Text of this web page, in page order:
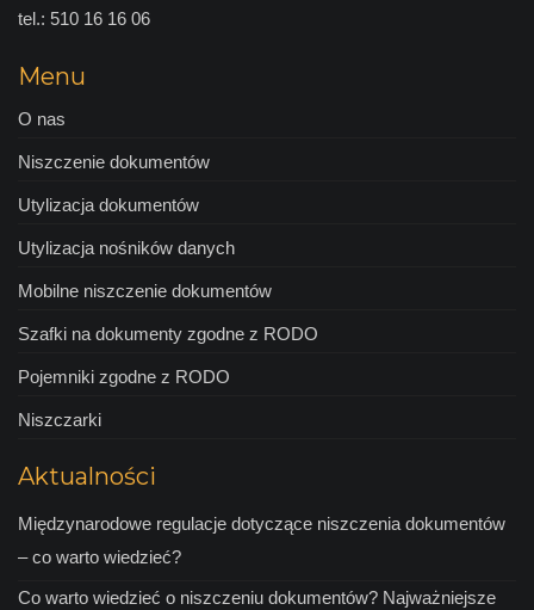
tel.: 510 16 16 06
Menu
O nas
Niszczenie dokumentów
Utylizacja dokumentów
Utylizacja nośników danych
Mobilne niszczenie dokumentów
Szafki na dokumenty zgodne z RODO
Pojemniki zgodne z RODO
Niszczarki
Aktualności
Międzynarodowe regulacje dotyczące niszczenia dokumentów
– co warto wiedzieć?
Co warto wiedzieć o niszczeniu dokumentów? Najważniejsze